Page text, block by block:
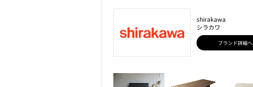
shirakawa
シラカワ
ブランド詳細へ